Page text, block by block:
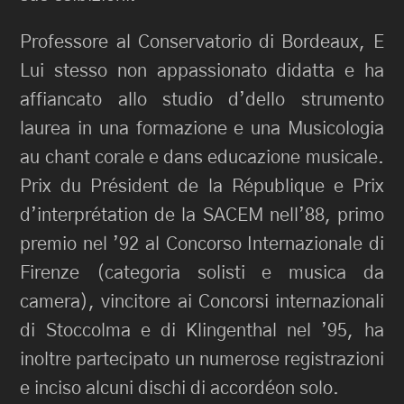
Professore al Conservatorio di Bordeaux, E
Lui stesso non appassionato didatta e ha
affiancato allo studio d’dello strumento
laurea in una formazione e una Musicologia
au chant corale e dans educazione musicale.
Prix ​​du Président de la République e Prix
d’interprétation de la SACEM nell’88, primo
premio nel ’92 al Concorso Internazionale di
Firenze (categoria solisti e musica da
camera), vincitore ai Concorsi internazionali
di Stoccolma e di Klingenthal nel ’95, ha
inoltre partecipato un numerose registrazioni
e inciso alcuni dischi di accordéon solo.